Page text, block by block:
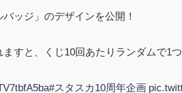
ッジ」のデザインを公開！
すと、くじ10回あたりランダムで1
#スタスカ10周年企画